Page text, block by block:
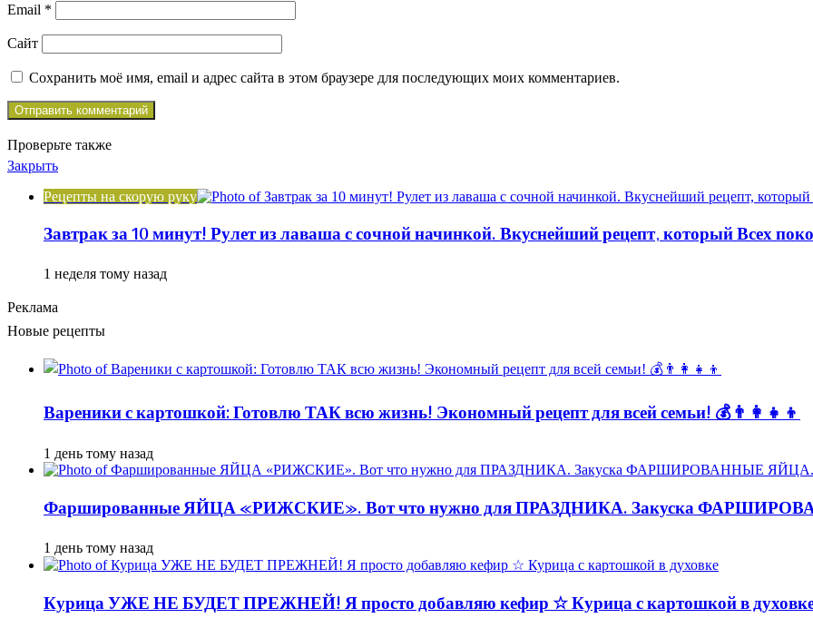
Email *
Сайт
Сохранить моё имя, email и адрес сайта в этом браузере для последующих моих комментариев.
Проверьте также
Закрыть
Рецепты на скорую руку
Завтрак за 10 минут! Рулет из лаваша с сочной начинкой. Вкуснейший рецепт, который Всех
1 неделя тому назад
Реклама
Новые рецепты
Вареники с картошкой: Готовлю ТАК всю жизнь! Экономный рецепт для всей семьи! 💰👨👩👧👦
1 день тому назад
Фаршированные ЯЙЦА «РИЖСКИЕ». Вот что нужно для ПРАЗДНИКА. Закуска
1 день тому назад
Курица УЖЕ НЕ БУДЕТ ПРЕЖНЕЙ! Я просто добавляю кефир ☆ Курица с картошкой в